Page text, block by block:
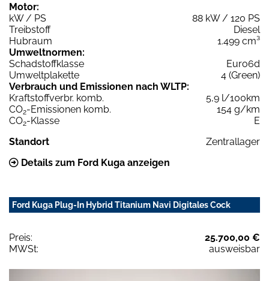
Motor:
kW / PS
88 kW / 120 PS
Treibstoff
Diesel
Hubraum
1.499 cm³
Umweltnormen:
Schadstoffklasse
Euro6d
Umweltplakette
4 (Green)
Verbrauch und Emissionen nach WLTP:
Kraftstoffverbr. komb.
5,9 l/100km
CO2-Emissionen komb.
154 g/km
CO2-Klasse
E
Standort
Zentrallager
Details zum Ford Kuga anzeigen
Ford Kuga Plug-In Hybrid Titanium Navi Digitales Cock
Preis:
25.700,00 €
MWSt:
ausweisbar